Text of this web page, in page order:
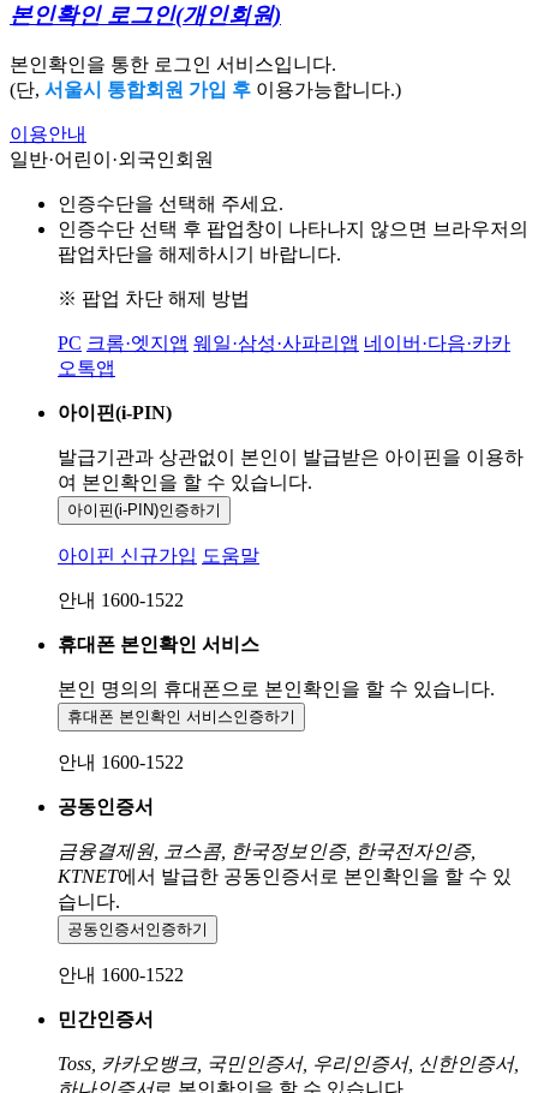
본인확인 로그인(개인회원)
본인확인을 통한 로그인 서비스입니다.
(단, 서울시 통합회원 가입 후 이용가능합니다.)
이용안내
일반·어린이·외국인회원
인증수단을 선택해 주세요.
인증수단 선택 후 팝업창이 나타나지 않으면 브라우저의
팝업차단을 해제하시기 바랍니다.
※ 팝업 차단 해제 방법
PC 크롬·엣지앱 웨일·삼성·사파리앱 네이버·다음·카카
오톡앱
아이핀(i-PIN)
발급기관과 상관없이 본인이 발급받은 아이핀을 이용하
여 본인확인을 할 수 있습니다.
아이핀(i-PIN)인증하기
아이핀 신규가입 도움말
안내 1600-1522
휴대폰 본인확인 서비스
본인 명의의 휴대폰으로 본인확인을 할 수 있습니다.
휴대폰 본인확인 서비스인증하기
안내 1600-1522
공동인증서
금융결제원, 코스콤, 한국정보인증, 한국전자인증,
KTNET에서 발급한 공동인증서로 본인확인을 할 수 있
습니다.
공동인증서 인증하기
안내 1600-1522
민간인증서
Toss, 카카오뱅크, 국민인증서, 우리인증서, 신한인증서,